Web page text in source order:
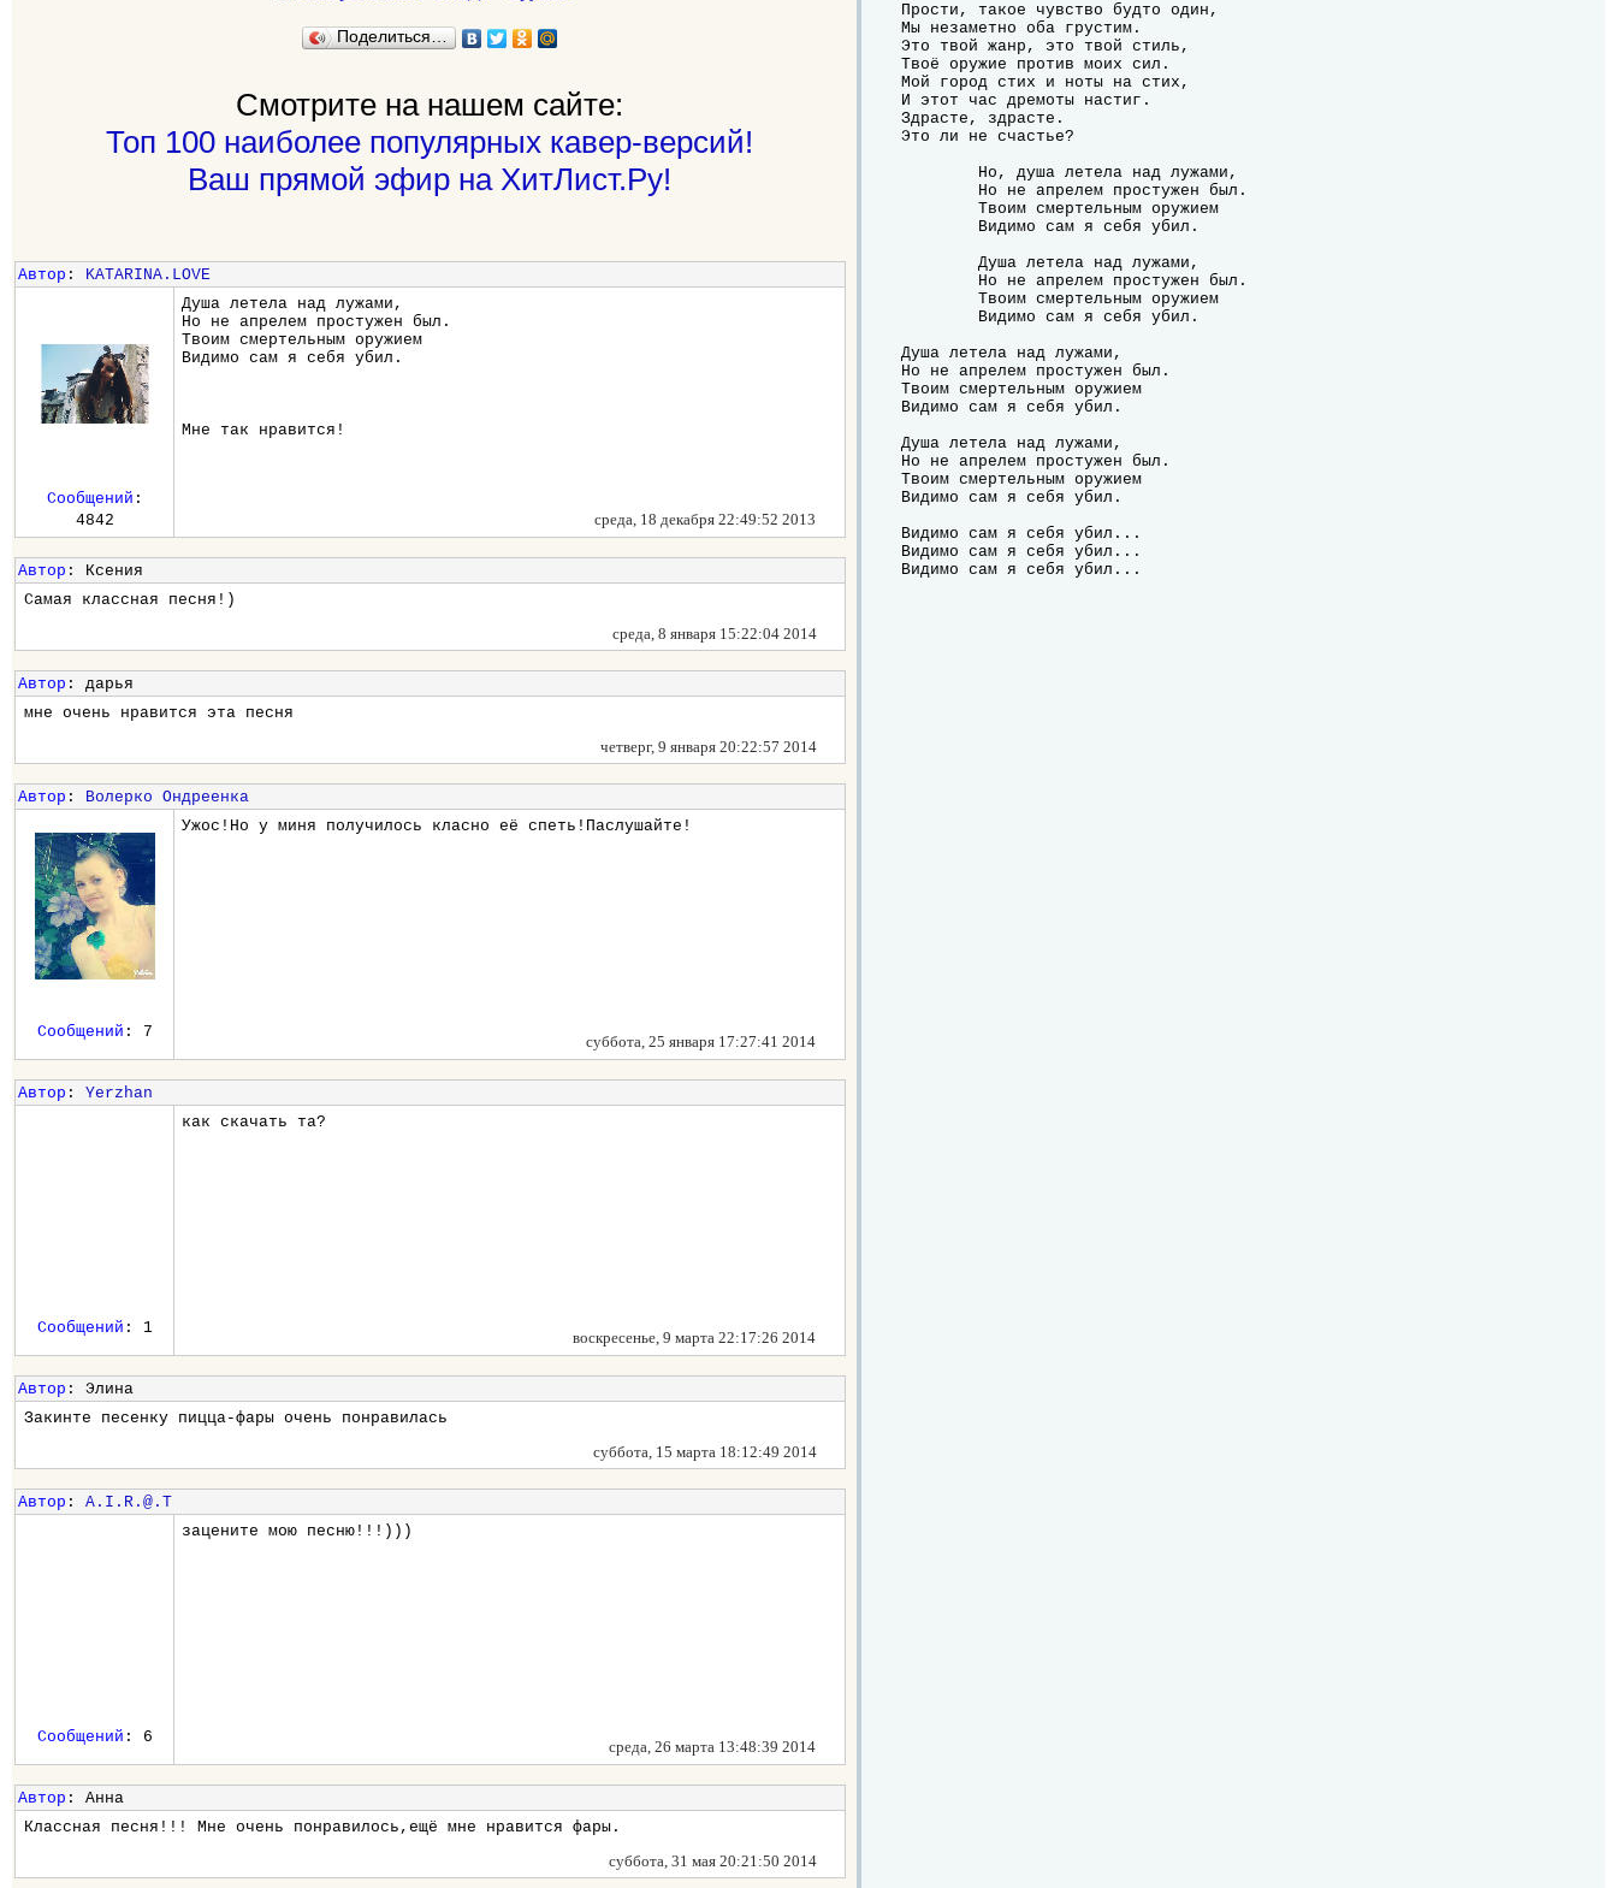
Поделиться…
Смотрите на нашем сайте:
Топ 100 наиболее популярных кавер-версий!
Ваш прямой эфир на ХитЛист.Ру!
Автор : KATARINA.LOVE
Душа летела над лужами,
Но не апрелем простужен был.
Твоим смертельным оружием
Видимо сам я себя убил.
Мне так нравится!
среда, 18 декабря 22:49:52 2013
Сообщений :
4842
Автор : Ксения
Самая классная песня!)
среда, 8 января 15:22:04 2014
Автор : дарья
мне очень нравится эта песня
четверг, 9 января 20:22:57 2014
Автор : Волерко Ондреенка
Ужос!Но у миня получилось класно её спеть!Паслушайте!
суббота, 25 января 17:27:41 2014
Сообщений : 7
Автор :Yerzhan
как скачать та?
воскресенье, 9 марта 22:17:26 2014
Сообщений : 1
Автор : Элина
Закинте песенку пицца-фары очень понравилась
суббота, 15 марта 18:12:49 2014
Автор :A.I.R.@.T
зацените мою песню!!!)))
среда, 26 марта 13:48:39 2014
Сообщений : 6
Автор : Анна
Классная песня!!! Мне очень понравилось,ещё мне нравится фары.
суббота, 31 мая 20:21:50 2014
Прости, такое чувство будто один,
Мы незаметно оба грустим.
Это твой жанр, это твой стиль,
Твоё оружие против моих сил.
Мой город стих и ноты на стих,
И этот час дремоты настиг.
Здрасте, здрасте.
Это ли не счастье?
Душа летела над лужами,
Но не апрелем простужен был.
Твоим смертельным оружием
Видимо сам я себя убил.
Душа летела над лужами,
Но не апрелем простужен был.
Твоим смертельным оружием
Видимо сам я себя убил.
Видимо сам я себя убил...
Видимо сам я себя убил...
Видимо сам я себя убил...